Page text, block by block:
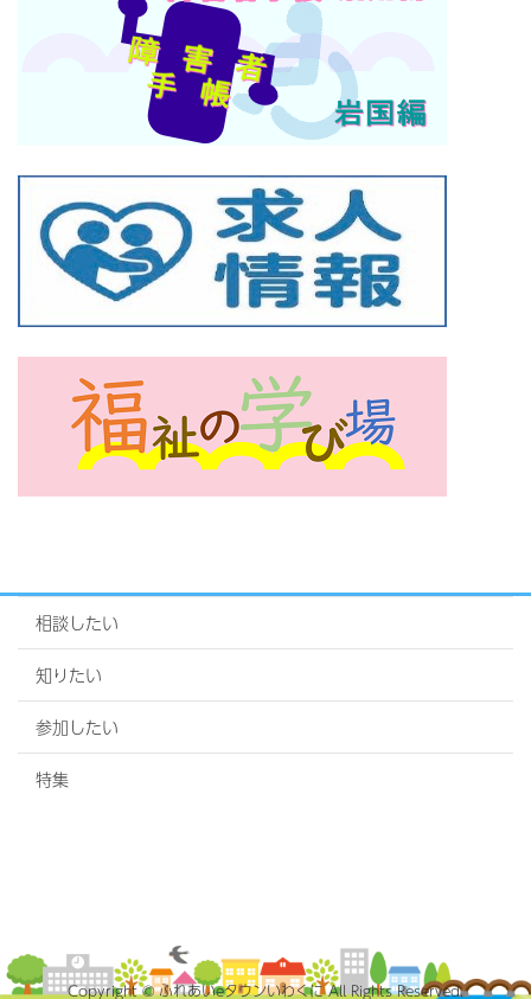
相談したい
知りたい
参加したい
特集
Copyright © ふれあいeタウンいわくに All Rights Reserved.